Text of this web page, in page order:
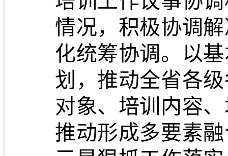
情况，积极协调
化统筹协调。以
划，推动全省各
对象、培训内容
推动形成多要素